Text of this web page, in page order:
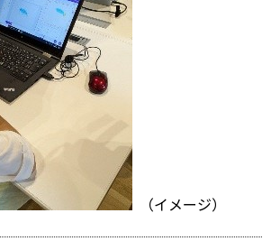
（イメージ）